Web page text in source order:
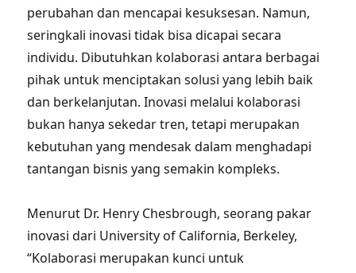
perubahan dan mencapai kesuksesan. Namun,
seringkali inovasi tidak bisa dicapai secara
individu. Dibutuhkan kolaborasi antara berbagai
pihak untuk menciptakan solusi yang lebih baik
dan berkelanjutan. Inovasi melalui kolaborasi
bukan hanya sekedar tren, tetapi merupakan
kebutuhan yang mendesak dalam menghadapi
tantangan bisnis yang semakin kompleks.
Menurut Dr. Henry Chesbrough, seorang pakar
inovasi dari University of California, Berkeley,
“Kolaborasi merupakan kunci untuk